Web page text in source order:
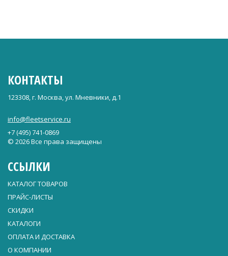
КОНТАКТЫ
123308, г. Москва, ул. Мневники, д.1
info@fleetservice.ru
+7 (495) 741-0869
© 2026 Все права защищены
ССЫЛКИ
КАТАЛОГ ТОВАРОВ
ПРАЙС-ЛИСТЫ
СКИДКИ
КАТАЛОГИ
ОПЛАТА И ДОСТАВКА
О КОМПАНИИ